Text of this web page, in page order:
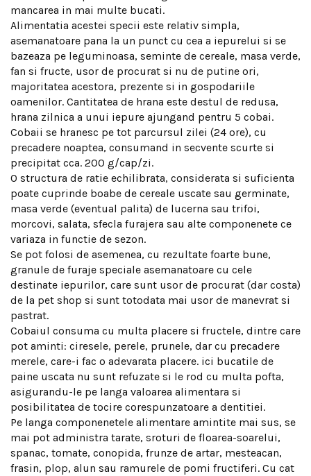
mancarea in mai multe bucati.
Alimentatia acestei specii este relativ simpla,
asemanatoare pana la un punct cu cea a iepurelui si se
bazeaza pe leguminoasa, seminte de cereale, masa verde,
fan si fructe, usor de procurat si nu de putine ori,
majoritatea acestora, prezente si in gospodariile
oamenilor. Cantitatea de hrana este destul de redusa,
hrana zilnica a unui iepure ajungand pentru 5 cobai.
Cobaii se hranesc pe tot parcursul zilei (24 ore), cu
precadere noaptea, consumand in secvente scurte si
precipitat cca. 200 g/cap/zi.
O structura de ratie echilibrata, considerata si suficienta
poate cuprinde boabe de cereale uscate sau germinate,
masa verde (eventual palita) de lucerna sau trifoi,
morcovi, salata, sfecla furajera sau alte componenete ce
variaza in functie de sezon.
Se pot folosi de asemenea, cu rezultate foarte bune,
granule de furaje speciale asemanatoare cu cele
destinate iepurilor, care sunt usor de procurat (dar costa)
de la pet shop si sunt totodata mai usor de manevrat si
pastrat.
Cobaiul consuma cu multa placere si fructele, dintre care
pot aminti: ciresele, perele, prunele, dar cu precadere
merele, care-i fac o adevarata placere. ici bucatile de
paine uscata nu sunt refuzate si le rod cu multa pofta,
asigurandu-le pe langa valoarea alimentara si
posibilitatea de tocire corespunzatoare a dentitiei.
Pe langa componenetele alimentare amintite mai sus, se
mai pot administra tarate, sroturi de floarea-soarelui,
spanac, tomate, conopida, frunze de artar, mesteacan,
frasin, plop, alun sau ramurele de pomi fructiferi. Cu cat